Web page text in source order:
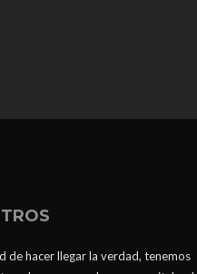
de hacer llegar la verdad, tenemos